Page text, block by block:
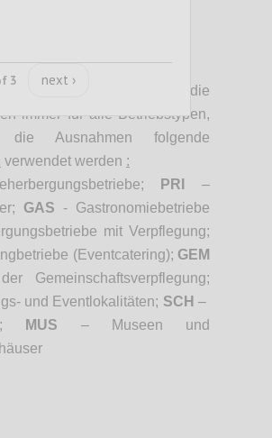
anders angegeben, gelten die
immer für alle Betriebstypen,
Ausnahmen folgende
verwendet werden :
PRI –
GAS - Gastronomiebetriebe
mit Verpflegung;
(Eventcatering); GEM
Gemeinschaftsverpflegung;
und Eventlokalitäten; SCH–
MUS – Museen und
3 next ›